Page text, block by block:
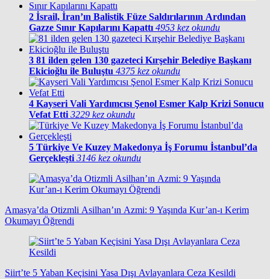
2 İsrail, İran’ın Balistik Füze Saldırılarının Ardından
Gazze Sınır Kapılarını Kapattı 4953 kez okundu
3 81 ilden gelen 130 gazeteci Kırşehir Belediye Başkanı
Ekicioğlu ile Buluştu 4375 kez okundu
4 Kayseri Vali Yardımcısı Şenol Esmer Kalp Krizi Sonucu
Vefat Etti 3229 kez okundu
5 Türkiye Ve Kuzey Makedonya İş Forumu İstanbul’da
Gerçekleşti 3146 kez okundu
Amasya’da Otizmli Asilhan’ın Azmi: 9 Yaşında Kur’an-ı Kerim
Okumayı Öğrendi
Siirt’te 5 Yaban Keçisini Yasa Dışı Avlayanlara Ceza Kesildi